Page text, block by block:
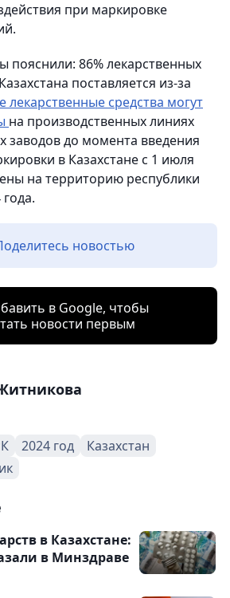
при маркировке
пояснили: 86% лекарственных
поставляется из-за
лекарственные средства могут
на производственных линиях
заводов до момента введения
в Казахстане с 1 июля
на территорию республики
новостью
в Google, чтобы
новости первым
2024 год
Казахстан
в Казахстане:
в Минздраве